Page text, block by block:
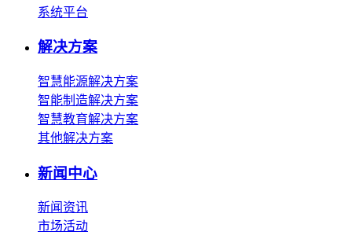
系统平台
解决方案
智慧能源解决方案
智能制造解决方案
智慧教育解决方案
其他解决方案
新闻中心
新闻资讯
市场活动